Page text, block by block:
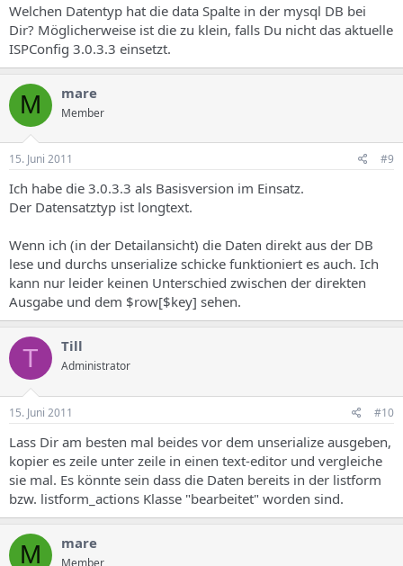
Welchen Datentyp hat die data Spalte in der mysql DB bei
Dir? Möglicherweise ist die zu klein, falls Du nicht das aktuelle
ISPConfig 3.0.3.3 einsetzt.
M mare
Member
15. Juni 2011 #9
Ich habe die 3.0.3.3 als Basisversion im Einsatz.
Der Datensatztyp ist longtext.
Wenn ich (in der Detailansicht) die Daten direkt aus der DB
lese und durchs unserialize schicke funktioniert es auch. Ich
kann nur leider keinen Unterschied zwischen der direkten
Ausgabe und dem $row[$key] sehen.
T Till
Administrator
15. Juni 2011 #10
Lass Dir am besten mal beides vor dem unserialize ausgeben,
kopier es zeile unter zeile in einen text-editor und vergleiche
sie mal. Es könnte sein dass die Daten bereits in der listform
bzw. listform_actions Klasse "bearbeitet" worden sind.
M mare
Member